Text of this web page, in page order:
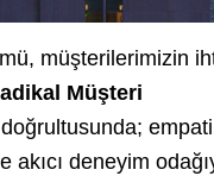
müşterilerimizin
Müşteri
doğrultusunda;
akıcı deneyim